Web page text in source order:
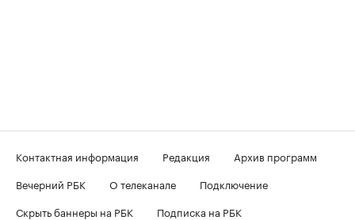
Контактная информация Редакция
Архив программ
Вечерний РБК
О телеканале
Подключение
Скрыть баннеры на РБК
Подписка на РБК